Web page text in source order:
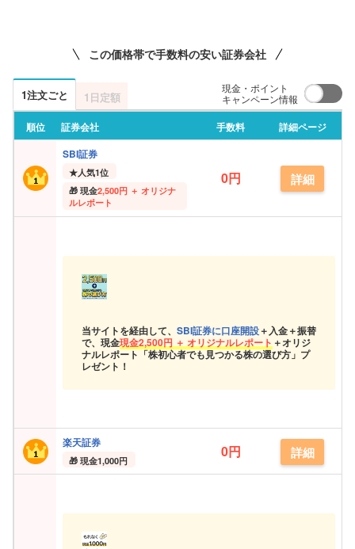
この価格帯で手数料の安い証券会社
1注文ごと 1日定額
現金・ポイント
キャンペーン情報
順位 証券会社 手数料
詳細ページ
SBI証券
★人気1位
現金2,500円 ＋ オリジナ
ルレポート
0円 詳細
当サイトを経由して、 SBI証券に口座開設＋入金＋振替
で、現金現金2,500円 ＋ オリジナルレポート ＋オリジ
ナルレポート「株初心者でも見つかる株の選び方」プ
レゼント！
楽天証券
現金1,000円 0円 詳細